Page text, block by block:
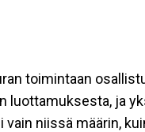
toimintaan
ja
niissä määrin,